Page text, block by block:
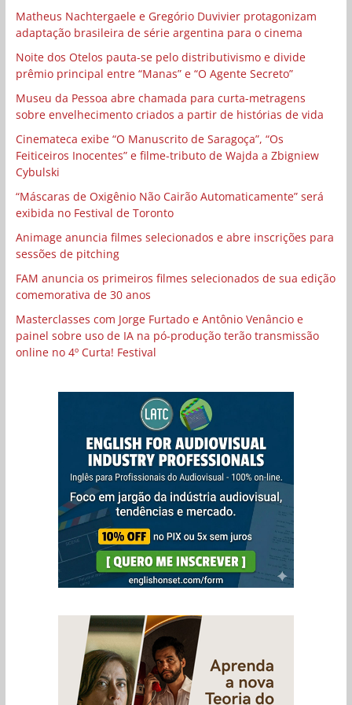
Matheus Nachtergaele e Gregório Duvivier protagonizam
adaptação brasileira de série argentina para o cinema
Noite dos Otelos pauta-se pelo distributivismo e divide
prêmio principal entre “Manas” e “O Agente Secreto”
Museu da Pessoa abre chamada para curta-metragens
sobre envelhecimento criados a partir de histórias de vida
Cinemateca exibe “O Manuscrito de Saragoça”, “Os
Feiticeiros Inocentes” e filme-tributo de Wajda a Zbigniew
Cybulski
“Máscaras de Oxigênio Não Cairão Automaticamente” será
exibida no Festival de Toronto
Animage anuncia filmes selecionados e abre inscrições para
sessões de pitching
FAM anuncia os primeiros filmes selecionados de sua edição
comemorativa de 30 anos
Masterclasses com Jorge Furtado e Antônio Venâncio e
painel sobre uso de IA na pó-produção terão transmissão
online no 4º Curta! Festival